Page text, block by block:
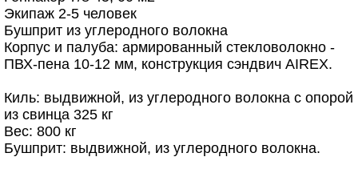
Экипаж 2-5 человек
Бушприт из углеродного волокна
Корпус и палуба: армированный стекловолокно -
ПВХ-пена 10-12 мм, конструкция сэндвич AIREX.
Киль: выдвижной, из углеродного волокна с опорой
из свинца 325 кг
Вес: 800 кг
Бушприт: выдвижной, из углеродного волокна.